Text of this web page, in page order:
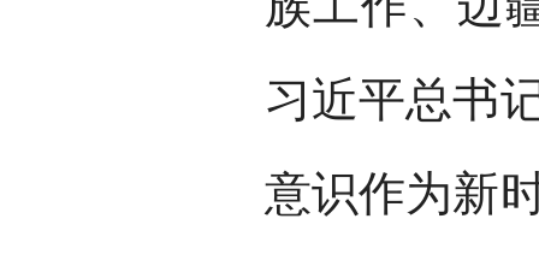
习近平总书
意识作为新